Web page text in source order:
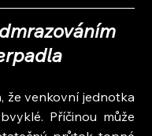
že venkovní jednotka
Příčinou může